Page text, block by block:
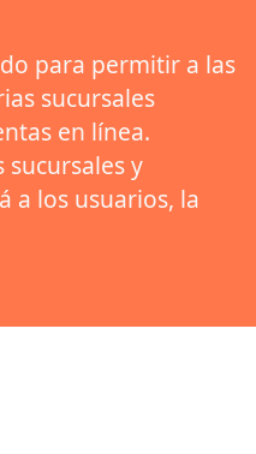
para permitir a las
sucursales
en línea.
y
los usuarios, la